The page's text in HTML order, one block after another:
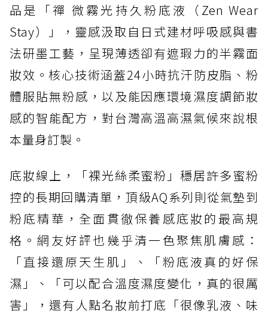
品是「禪 微霧光持久粉底液（Zen Wear
Stay）」，靈感汲取自日式建材呼吸感與書
法研墨工藝，呈現薄透卻有遮瑕力的半霧面
妝效。核心技術涵蓋24小時抗汗防皮脂、粉
體服貼無粉感，以及能因應環境濕度調節妝
感的智能配方，對台灣高溫高濕氣候來說根
本量身訂製。
底妝線上，「裸光絲柔蜜粉」穩居許多蜜粉
控的長期回購清單，頂級AQ系列則從氣墊到
粉底精華，全面貫徹保養感底妝的最高規
格。網友好評也幾乎清一色聚焦肌膚感：
「直接還原天生肌」、「粉底液真的好保
濕」、「可以配合溫度濕度變化，真的很厲
害」，還有人點名妝前打底「很像乳液、味